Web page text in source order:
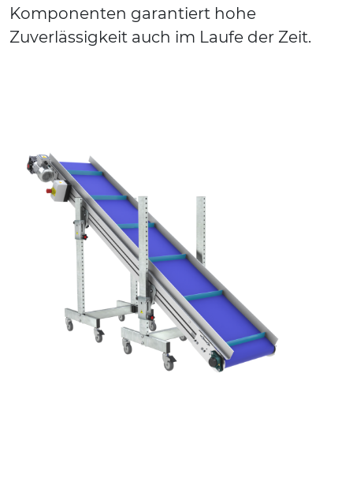
Komponenten garantiert hohe
Zuverlässigkeit auch im Laufe der Zeit.